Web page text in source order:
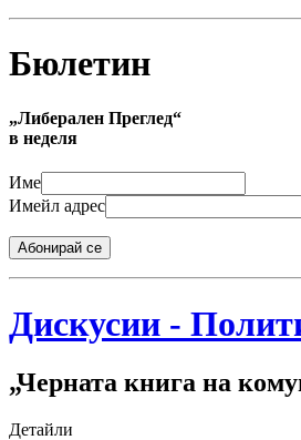
Бюлетин
„Либерален Преглед“
в неделя
Име
Имейл адрес
Абонирай се
Дискусии -
„Черната книга на
Детайли